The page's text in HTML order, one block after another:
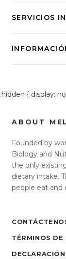
SERVICIOS
.hidden { display:
ABOUT
Founded by
Biology and
the only
dietary intake.
people eat and
TÉRMINOS DE